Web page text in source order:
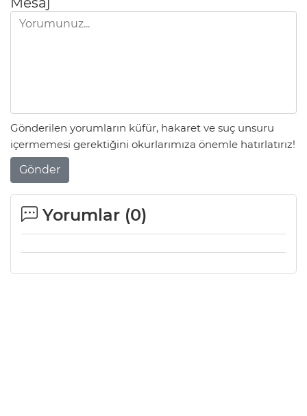
Gönderilen yorumların küfür, hakaret ve suç unsuru
içermemesi gerektiğini okurlarımıza önemle hatırlatırız!
Gönder
Yorumlar (0)